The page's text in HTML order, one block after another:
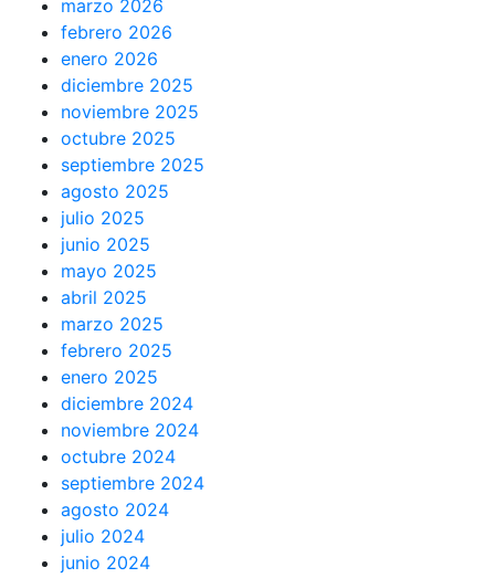
marzo 2026
febrero 2026
enero 2026
diciembre 2025
noviembre 2025
octubre 2025
septiembre 2025
agosto 2025
julio 2025
junio 2025
mayo 2025
abril 2025
marzo 2025
febrero 2025
enero 2025
diciembre 2024
noviembre 2024
octubre 2024
septiembre 2024
agosto 2024
julio 2024
junio 2024